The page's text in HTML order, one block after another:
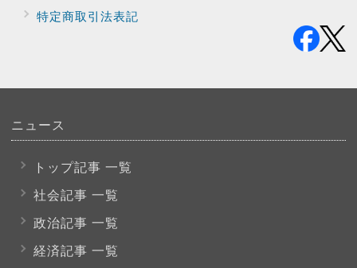
特定商取引法表記
ニュース
トップ記事 一覧
社会記事 一覧
政治記事 一覧
経済記事 一覧